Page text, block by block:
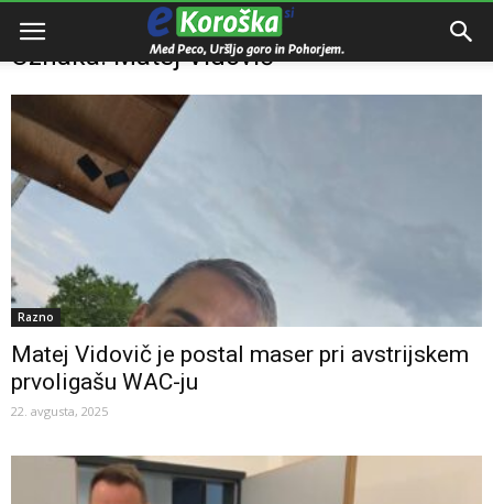
Domov Matej Vidovič
Oznaka: Matej Vidovič
Razno
Matej Vidovič je postal maser pri avstrijskem
prvoligašu WAC-ju
22. avgusta, 2025